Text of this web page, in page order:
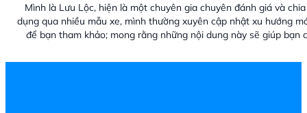
Mình là Lưu Lộc, hiện là một chuyên gia chuyên đánh giá và
dụng qua nhiều mẫu xe, mình thường xuyên cập nhật xu hướng
để bạn tham khảo; mong rằng những nội dung này sẽ giúp